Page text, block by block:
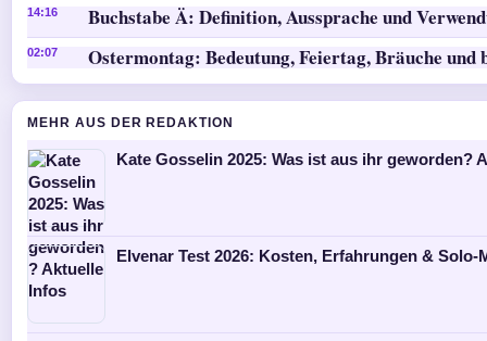
14:16 Buchstabe Ä: Definition, Aussprache und
02:07 Ostermontag: Bedeutung, Feiertag, Bräuche und
MEHR AUS DER REDAKTION
Kate Gosselin 2025: Was ist aus ihr geworden?
Elvenar Test 2026: Kosten, Erfahrungen & Solo-